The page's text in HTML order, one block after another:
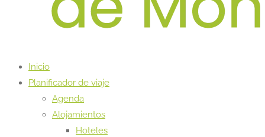
Inicio
Planificador de viaje
Agenda
Alojamientos
Hoteles